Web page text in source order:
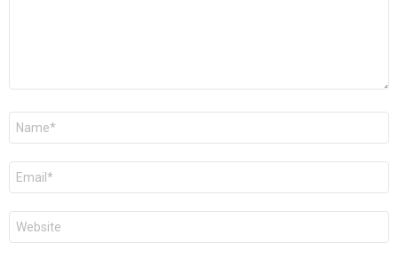
Name
E-
Mail
*
Website